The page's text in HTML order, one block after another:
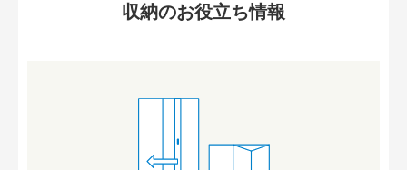
収納のお役立ち情報